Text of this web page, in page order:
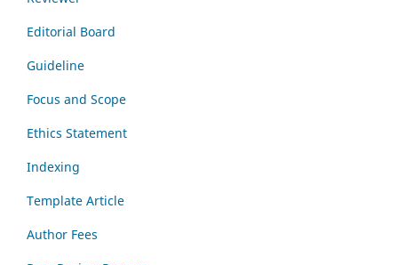
Editorial Board
Guideline
Focus and Scope
Ethics Statement
Indexing
Template Article
Author Fees